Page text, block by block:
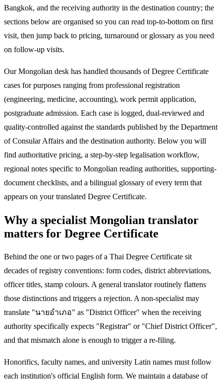
Bangkok, and the receiving authority in the destination country; the
sections below are organised so you can read top-to-bottom on first
visit, then jump back to pricing, turnaround or glossary as you need
on follow-up visits.
Our Mongolian desk has handled thousands of Degree Certificate
cases for purposes ranging from professional registration
(engineering, medicine, accounting), work permit application,
postgraduate admission. Each case is logged, dual-reviewed and
quality-controlled against the standards published by the Department
of Consular Affairs and the destination authority. Below you will
find authoritative pricing, a step-by-step legalisation workflow,
regional notes specific to Mongolian reading authorities, supporting-
document checklists, and a bilingual glossary of every term that
appears on your translated Degree Certificate.
Why a specialist Mongolian translator
matters for Degree Certificate
Behind the one or two pages of a Thai Degree Certificate sit
decades of registry conventions: form codes, district abbreviations,
officer titles, stamp colours. A general translator routinely flattens
those distinctions and triggers a rejection. A non-specialist may
translate "นายอำเภอ" as "District Officer" when the receiving
authority specifically expects "Registrar" or "Chief District Officer",
and that mismatch alone is enough to trigger a re-filing.
Honorifics, faculty names, and university Latin names must follow
each institution's official English form. We maintain a database of